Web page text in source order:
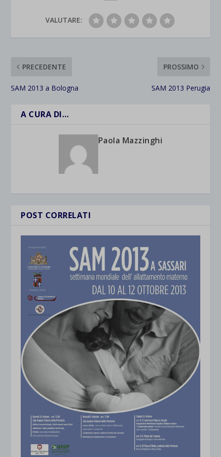
VALUTARE:
PRECEDENTE
SAM 2013 a Bologna
PROSSIMO
SAM 2013 Perugia
A CURA DI…
Paola Mazzinghi
POST CORRELATI